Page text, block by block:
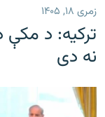
زمری ۱۸, ۱۴۰۵
ترکیه: د مکې
نه دی